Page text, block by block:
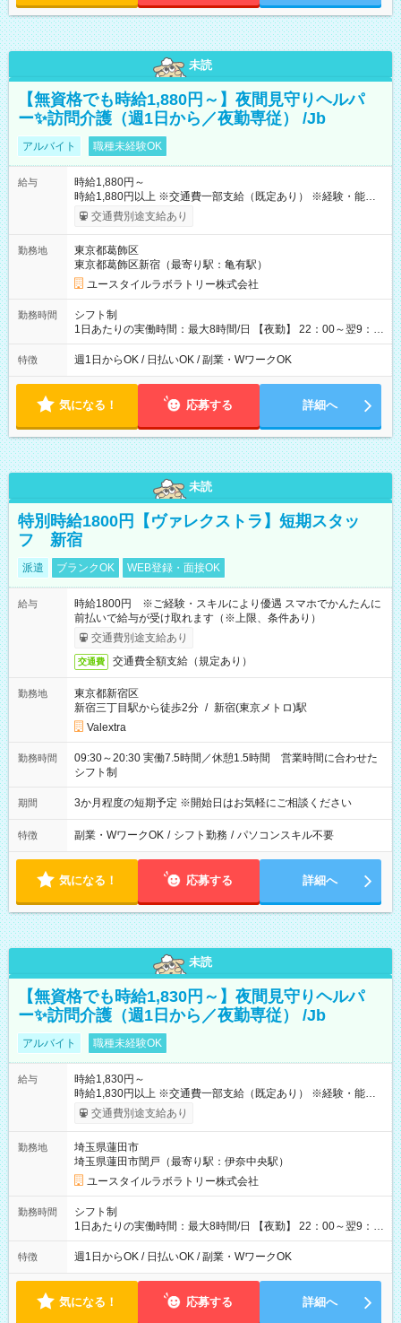
未読
【無資格でも時給1,880円～】夜間見守りヘルパ
ー✨訪問介護（週1日から／夜勤専従） /Jb
アルバイト 職種未経験OK
給与
時給1,880円～
時給1,880円以上 ※交通費一部支給（既定あり） ※経験・能力を
考慮して決定します 【収入例】 週1回勤務の場合：1,880円×8時
間×4回=6万0,160円 週3回勤務の場合：1,880円×8時間×12回
月 ※ 雇用形態と給与に、本採用時と異なる部分があります。 雇
用形態：本採用時と同じです。 給与：時給 1,660円以上
交通費別途支給あり
勤務地
東京都葛飾区
東京都葛飾区新宿（最寄り駅：亀有駅）
ユースタイルラボラトリー株式会社
勤務時間
シフト制
1日あたりの実働時間：最大8時間/日 【夜勤】 22：00～翌9：
00 ※週1日～OK ／ 夜勤専従 ＊＊ 勤務時間例 ＊＊ ■22時か
ら翌7時 ■23時から翌8時 ■24時から翌9時 など ※上記の時間
ます。 ※曜日固定（毎週同じ曜日での勤務となります）
特徴 週1日からOK / 日払いOK / 副業・WワークOK
気になる！ 応募する 詳細へ
未読
特別時給1800円【ヴァレクストラ】短期スタッ
フ 新宿
派遣 ブランクOK WEB登録・面接OK
給与
時給1800円 ※ご経験・スキルにより優遇 スマホでかんたんに
前払いで給与が受け取れます（※上限、条件あり）
交通費別途支給あり
交通費 交通費全額支給（規定あり）
勤務地
東京都新宿区
新宿三丁目駅から徒歩2分 / 新宿(東京メトロ)駅
Valextra
勤務時間
09:30～20:30 実働7.5時間／休憩1.5時間 営業時間に合わせた
シフト制
期間 3か月程度の短期予定 ※開始日はお気軽にご相談ください
特徴 副業・WワークOK / シフト勤務 / パソコンスキル不要
気になる！ 応募する 詳細へ
未読
【無資格でも時給1,830円～】夜間見守りヘルパ
ー✨訪問介護（週1日から／夜勤専従） /Jb
アルバイト 職種未経験OK
給与
時給1,830円～
時給1,830円以上 ※交通費一部支給（既定あり） ※経験・能力を
考慮して決定します 【収入例】 週1回勤務の場合：1,830円×8時
間×4回=5万8,560円 週3回勤務の場合：1,830円×8時間×12回
月 ※ 雇用形態と給与に、本採用時と異なる部分があります。 雇
用形態：本採用時と同じです。 給与：時給 1,580円以上
交通費別途支給あり
勤務地
埼玉県蓮田市
埼玉県蓮田市閏戸（最寄り駅：伊奈中央駅）
ユースタイルラボラトリー株式会社
勤務時間
シフト制
1日あたりの実働時間：最大8時間/日 【夜勤】 22：00～翌9：
00 ※週1日～OK ／ 夜勤専従 ＊＊ 勤務時間例 ＊＊ ■22時か
ら翌7時 ■23時から翌8時 ■24時から翌9時 など ※上記の時間
ます。 ※曜日固定（毎週同じ曜日での勤務となります）
特徴 週1日からOK / 日払いOK / 副業・WワークOK
気になる！ 応募する 詳細へ